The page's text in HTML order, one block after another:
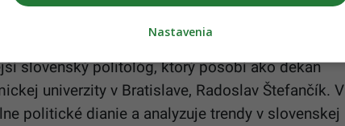
slovenský politológ, ktorý pôsobí ako dekan
univerzity v Bratislave, Radoslav Štefančík. V
politické dianie a analyzuje trendy v slovenskej
Nastavenia